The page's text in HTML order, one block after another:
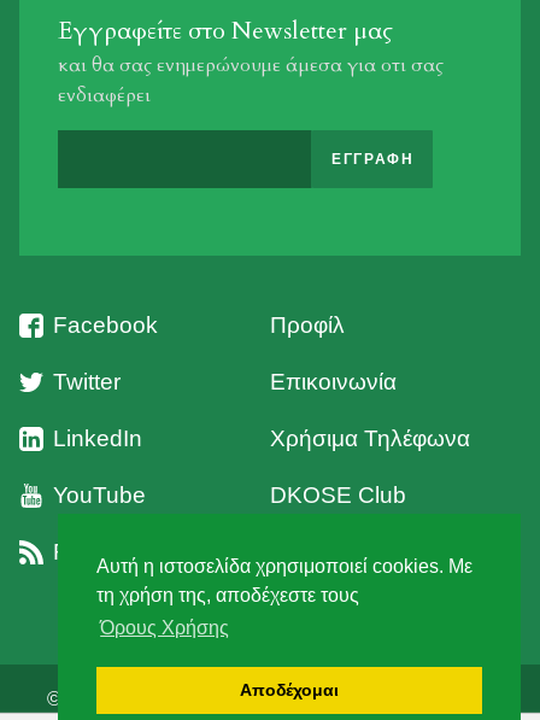
Αυτή η ιστοσελίδα χρησιμοποιεί cookies. Με
τη χρήση της, αποδέχεστε τους
Όρους Χρήσης
Αποδέχομαι
Εγγραφείτε στο Newsletter μας
και θα σας ενημερώνουμε άμεσα για οτι σας
ενδιαφέρει
Facebook
Twitter
LinkedIn
YouTube
RSS
Προφίλ
Επικοινωνία
Χρήσιμα Τηλέφωνα
DKOSE Club
Όροι Χρήσης
© 2026 Δ' Κυνηγετική Ομοσπονδία Στερεάς Ελλάδος